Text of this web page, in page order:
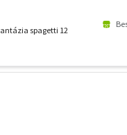
spagetti 12